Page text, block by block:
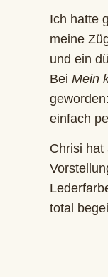
Ich hatte
meine
und ein
Bei Mein
einfach
Chrisi hat
total